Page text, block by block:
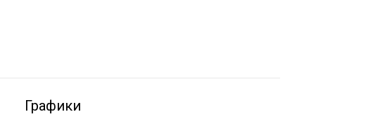
Графики